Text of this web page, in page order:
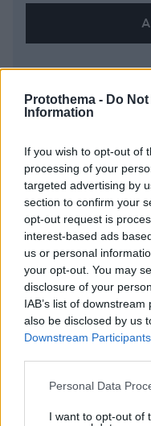
Protothema - Do
Information
If you wish to opt-out of
processing of your
targeted advertising by
section to confirm your
opt-out request is
interest-based ads
us or personal
your opt-out. You may
disclosure of your
IAB’s list of
also be disclosed by us
Downstream Participants
Please note that this
not limited to your visit
Personal Data
I want to opt-out of
ΡΟΗ
Ειδήσεις
«Πίστευα ότι στα 40
Δεν έχει και δεν
πριν 8 λεπτά
Γλυκό ψυγείου με
πριν 8 λεπτά
Βίντεο του
πριν 13 λεπτά
3 ενδιαφέροντα
Χίου και σε επαφή με
πριν 19 λεπτά